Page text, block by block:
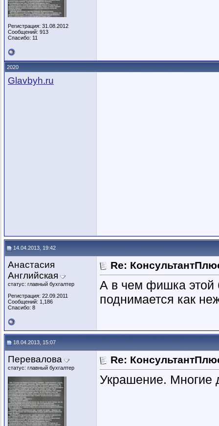
Регистрация: 31.08.2012
Сообщений: 913
Спасибо: 11
2020
Glavbyh.ru
14.04.2013, 19:42
Анастасия
Английская
статус: главный бухгалтер
Регистрация: 22.09.2011
Сообщений: 1,186
Спасибо: 8
Re:
А в чем фишка этой
поднимается как
18.04.2013, 15:07
Перевалова
статус: главный бухгалтер
Re:
Украшение. Многие